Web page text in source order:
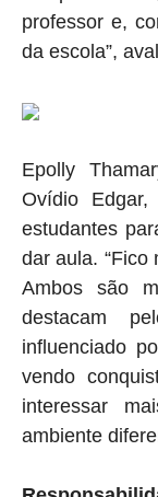
professor e,
da escola”,
Epolly
Ovídio
estudantes
dar aula. “Fico
Ambos são
destacam
influenciado
vendo
interessar
ambiente